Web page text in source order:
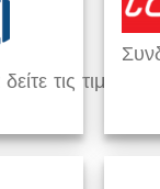
τις τιμές